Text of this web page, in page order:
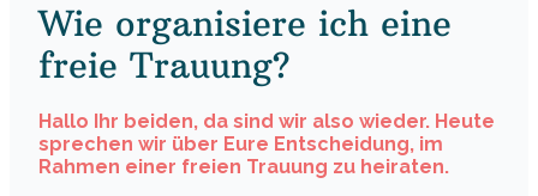
Wie organisiere ich eine
freie Trauung?
Hallo Ihr beiden, da sind wir also wieder. Heute
sprechen wir über Eure Entscheidung, im
Rahmen einer freien Trauung zu heiraten.